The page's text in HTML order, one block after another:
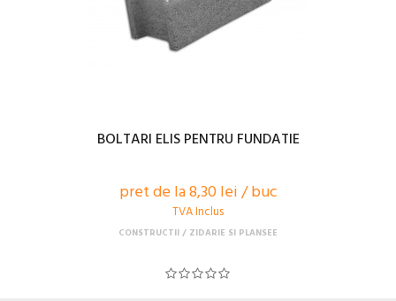
BOLTARI ELIS PENTRU FUNDATIE
pret de la 8,30 lei / buc
TVA Inclus
CONSTRUCTII ZIDARIE SI PLANSEE